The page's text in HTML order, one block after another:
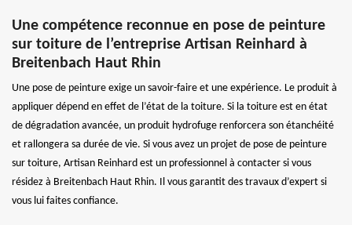
Une compétence reconnue en pose de peinture
sur toiture de l’entreprise Artisan Reinhard à
Breitenbach Haut Rhin
Une pose de peinture exige un savoir-faire et une expérience. Le produit à
appliquer dépend en effet de l’état de la toiture. Si la toiture est en état
de dégradation avancée, un produit hydrofuge renforcera son étanchéité
et rallongera sa durée de vie. Si vous avez un projet de pose de peinture
sur toiture, Artisan Reinhard est un professionnel à contacter si vous
résidez à Breitenbach Haut Rhin. Il vous garantit des travaux d’expert si
vous lui faites confiance.